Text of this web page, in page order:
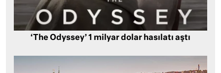
‘The Odyssey’ 1 milyar dolar hasılatı aştı